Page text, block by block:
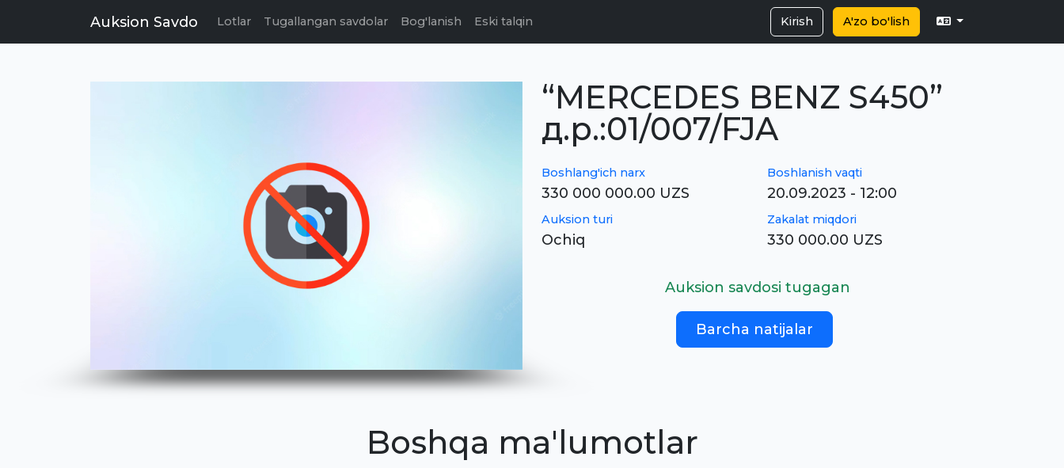
Auksion Savdo Lotlar Tugallangan savdolar Bog'lanish Eski talqin Kirish A'zo bo'lish
“MERCEDES BENZ S450”
д.р.:01/007/FJA
Boshlang'ich narx
330 000 000.00 UZS
Boshlanish vaqti
20.09.2023 - 12:00
Auksion turi
Ochiq
Zakalat miqdori
330 000.00 UZS
Auksion savdosi tugagan
Barcha natijalar
Boshqa ma'lumotlar